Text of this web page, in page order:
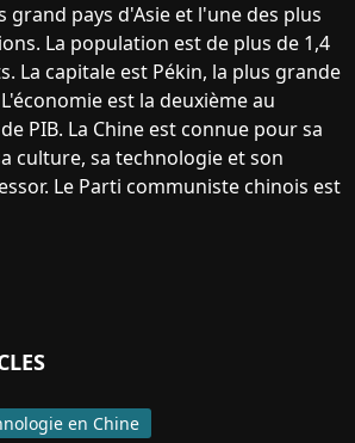
grand pays d'Asie et l'une des plus
La population est de plus de 1,4
La capitale est Pékin, la plus grande
est la deuxième au
PIB. La Chine est connue pour sa
culture, sa technologie et son
Le Parti communiste chinois est
en Chine